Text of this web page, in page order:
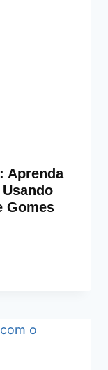
Aprenda
Gomes